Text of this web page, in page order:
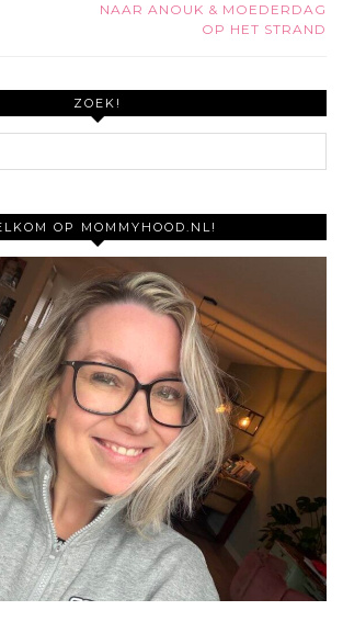
NAAR ANOUK & MOEDERDAG
OP HET STRAND
ZOEK!
OP MOMMYHOOD.NL!